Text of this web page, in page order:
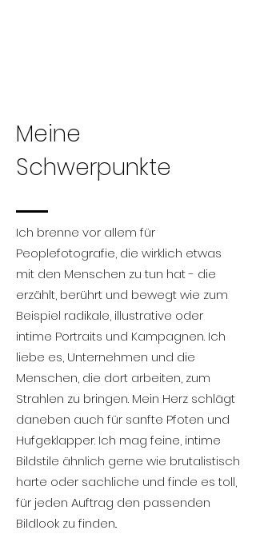
Meine
Schwerpunkte
Ich brenne vor allem für
Peoplefotografie, die wirklich etwas
mit den Menschen zu tun hat - die
erzählt, berührt und bewegt wie zum
Beispiel radikale, illustrative oder
intime Portraits und Kampagnen. Ich
liebe es, Unternehmen und die
Menschen, die dort arbeiten, zum
Strahlen zu bringen. Mein Herz schlägt
daneben auch für sanfte Pfoten und
Hufgeklapper. Ich mag feine, intime
Bildstile ähnlich gerne wie brutalistisch
harte oder sachliche und finde es toll,
für jeden Auftrag den passenden
Bildlook zu finden..